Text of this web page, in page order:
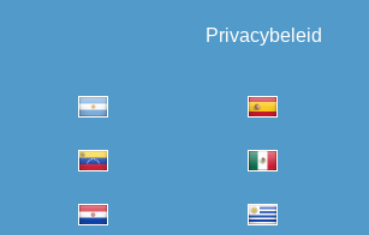
Privacybeleid